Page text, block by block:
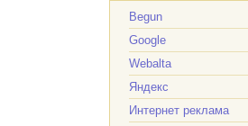
Begun
Google
Webalta
Яндекс
Интернет реклама